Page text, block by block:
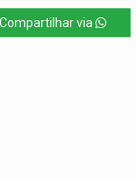
Compartilhar via